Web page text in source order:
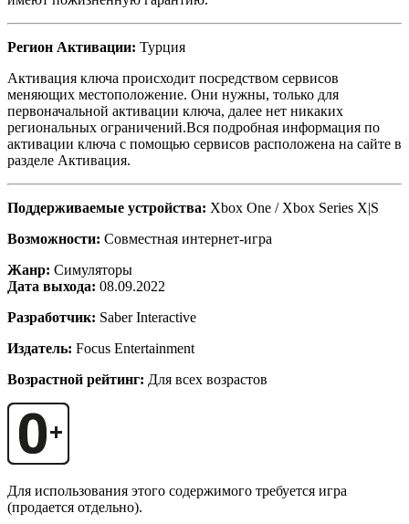
Регион Активации: Турция
Активация ключа происходит посредством сервисов
меняющих местоположение. Они нужны, только для
первоначальной активации ключа, далее нет никаких
региональных ограничений.Вся подробная информация по
активации ключа с помощью сервисов расположена на сайте в
разделе Активация.
Поддерживаемые устройства: Xbox One / Xbox Series X|S
Возможности: Совместная интернет-игра
Жанр: Симуляторы
Дата выхода: 08.09.2022
Разработчик: Saber Interactive
Издатель: Focus Entertainment
Возрастной рейтинг: Для всех возрастов
Для использования этого содержимого требуется игра
(продается отдельно).